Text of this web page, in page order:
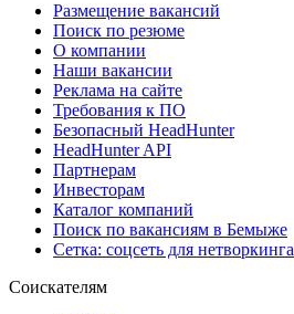
Размещение вакансий
Поиск по резюме
О компании
Наши вакансии
Реклама на сайте
Требования к ПО
Безопасный HeadHunter
HeadHunter API
Партнерам
Инвесторам
Каталог компаний
Поиск по вакансиям в Бемыже
Сетка: соцсеть для нетворкинга
Соискателям